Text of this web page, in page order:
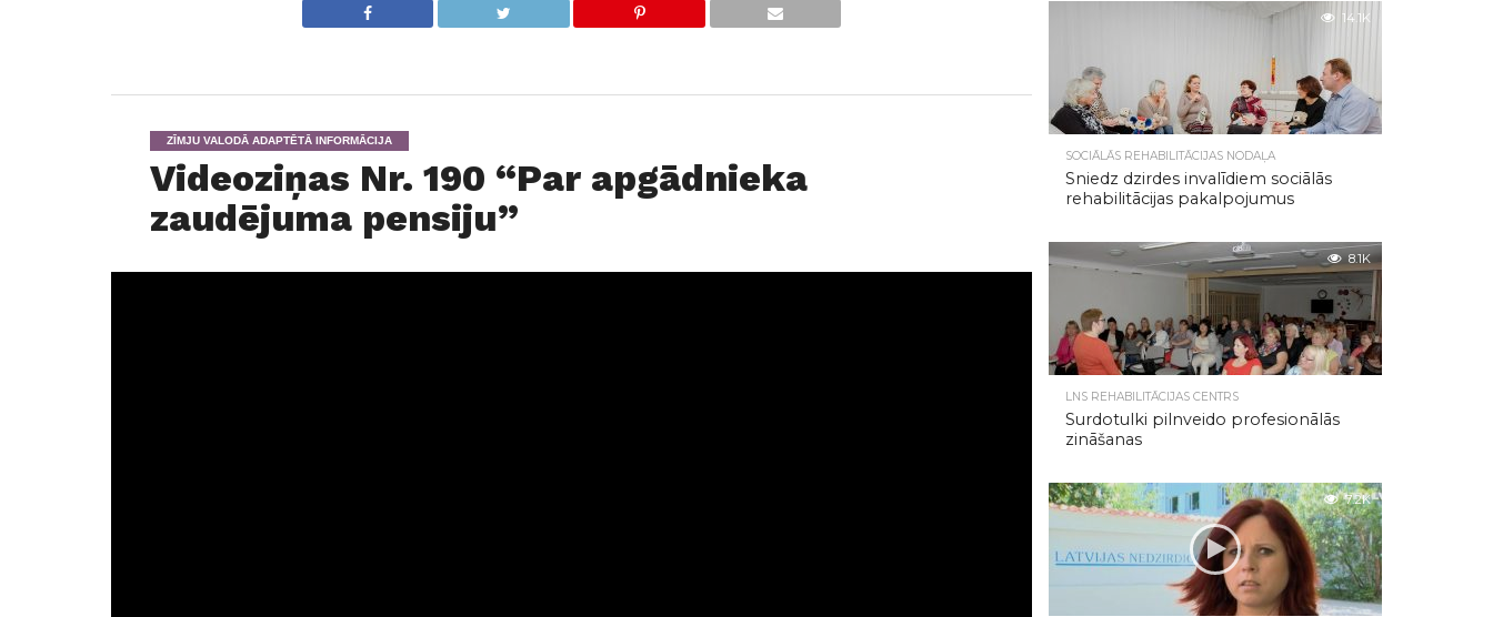
ZĪMJU VALODĀ ADAPTĒTĀ INFORMĀCIJA
Videoziņas Nr. 190 “Par apgādnieka
zaudējuma pensiju”
14.1K
SOCIĀLĀS REHABILITĀCIJAS NODAĻA
Sniedz dzirdes invalīdiem sociālās
rehabilitācijas pakalpojumus
8.1K
LNS REHABILITĀCIJAS CENTRS
Surdotulki pilnveido profesionālās
zināšanas
7.2K